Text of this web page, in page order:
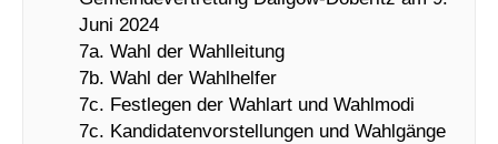
Juni 2024
7a. Wahl der Wahlleitung
7b. Wahl der Wahlhelfer
7c. Festlegen der Wahlart und Wahlmodi
7c. Kandidatenvorstellungen und Wahlgänge